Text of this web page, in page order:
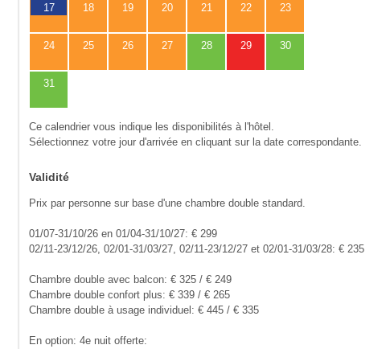
17 18 19 20 21 22 23
24 25 26 27 28 29 30
31
Ce calendrier vous indique les disponibilités à l'hôtel.
Sélectionnez votre jour d'arrivée en cliquant sur la date correspondante.
Validité
Prix par personne sur base d'une chambre double standard.
01/07-31/10/26 en 01/04-31/10/27: € 299
02/11-23/12/26, 02/01-31/03/27, 02/11-23/12/27 et 02/01-31/03/28: € 235
Chambre double avec balcon: € 325 / € 249
Chambre double confort plus: € 339 / € 265
Chambre double à usage individuel: € 445 / € 335
En option: 4e nuit offerte: